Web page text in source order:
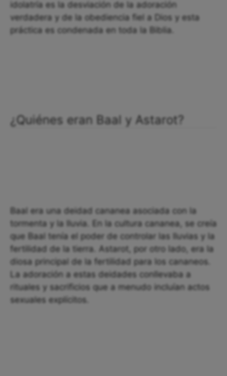
idolatría es la desviación de la adoración
verdadera y de la obediencia fiel a Dios y esta
práctica es condenada en toda la Biblia.
¿Quiénes eran Baal y Astarot?
Baal era una deidad cananea asociada con la
tormenta y la lluvia. En la cultura cananea, se creía
que Baal tenía el poder de controlar las lluvias y la
fertilidad de la tierra. Astarot, por otro lado, era la
diosa principal de la fertilidad para los cananeos.
La adoración a estas deidades conllevaba a
rituales y sacrificios que a menudo incluían actos
sexuales explícitos.